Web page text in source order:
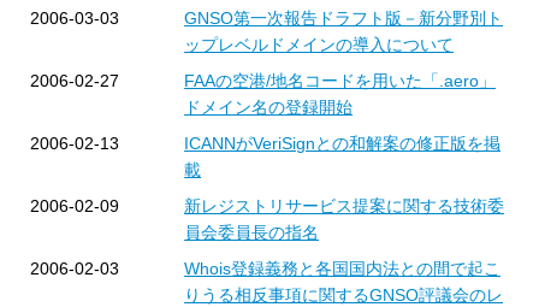
2006-03-03
GNSO第一次報告ドラフト版－新分野別ト
ップレベルドメインの導入について
2006-02-27
FAAの空港/地名コードを用いた「.aero」
ドメイン名の登録開始
2006-02-13
ICANNがVeriSignとの和解案の修正版を掲
載
2006-02-09
新レジストリサービス提案に関する技術委
員会委員長の指名
2006-02-03
Whois登録義務と各国国内法との間で起こ
りうる相反事項に関するGNSO評議会のレ